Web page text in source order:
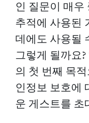
인 질문이 매
추적에 사용된
데에도 사용될
그렇게 될까요
의 첫 번째 목
인정보 보호에
운 게스트를 초